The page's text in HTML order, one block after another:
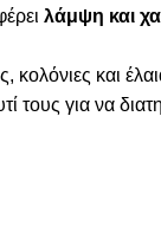
λάμψη και
κολόνιες και
τους για να